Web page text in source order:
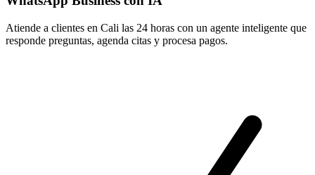
Atiende a clientes en Cali las 24 horas con un agente inteligente que
responde preguntas, agenda citas y procesa pagos.